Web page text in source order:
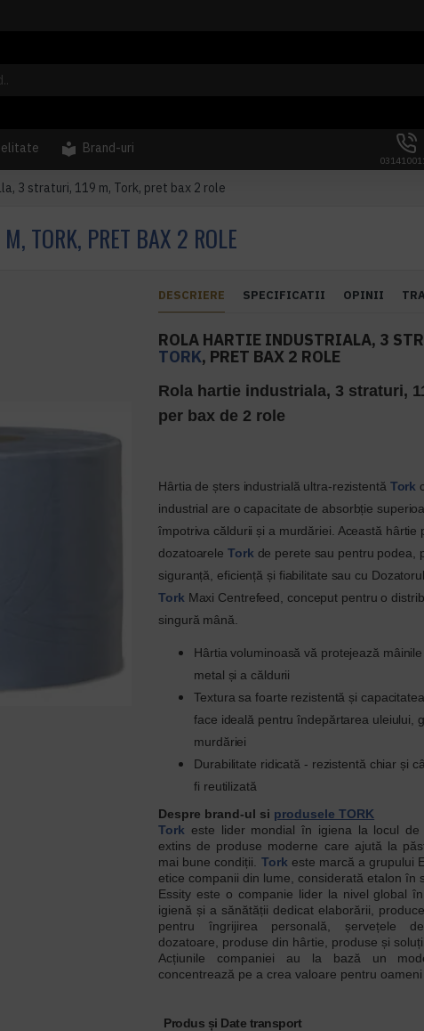
Brand-uri
3 straturi, 119 m, Tork, pret bax 2 role
TORK, PRET BAX 2 ROLE
DESCRIERE SPECIFICATII OPINII
ROLA HARTIE INDUSTRIALA, 3
TORK, PRET BAX 2 ROLE
Rola hartie industriala, 3 straturi,
per bax de 2 role
Hârtia de șters industrială ultra-rezistentă Tork
industrial are o capacitate de absorbție
împotriva căldurii și a murdăriei. Această hârtie
dozatoarele Tork de perete sau pentru podea,
siguranță, eficiență și fiabilitate sau cu
Tork Maxi Centrefeed, conceput pentru o
singură mână.
Hârtia voluminoasă vă protejează
metal și a căldurii
Textura sa foarte rezistentă și
face ideală pentru îndepărtarea uleiului,
murdăriei
Durabilitate ridicată - rezistentă chiar și
fi reutilizată
Despre brand-ul si produsele TORK
Tork este lider mondial în igiena la locul
extins de produse moderne care ajută la
mai bune condiții. Tork este marcă a grupului
etice companii din lume, considerată etalon în
Essity este o companie lider la nivel global
igienă și a sănătății dedicat elaborării,
pentru îngrijirea personală, șervețele
dozatoare, produse din hârtie, produse și
Acțiunile companiei au la bază un
concentrează pe a crea valoare pentru oameni
Produs și Date transport